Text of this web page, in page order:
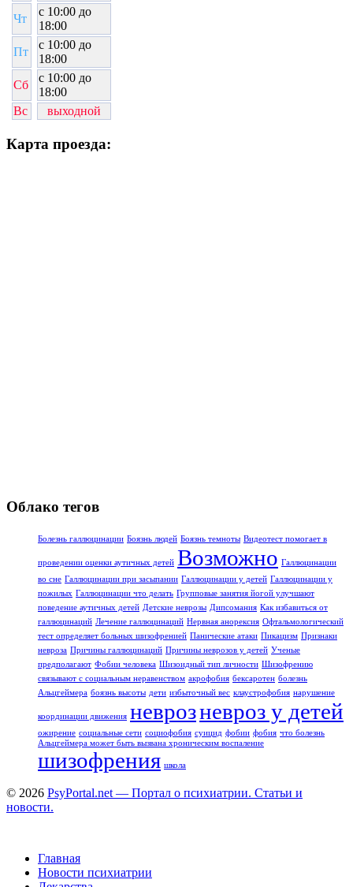
Чт
c 10:00 до
18:00
Пт
c 10:00 до
18:00
Сб
c 10:00 до
18:00
Вс
выходной
Карта проезда:
Облако тегов
Болезнь галлюцинации Боязнь людей Боязнь темноты Видеотест помогает в
проведении оценки аутичных детей Возможно Галлюцинации
во сне Галлюцинации при засыпании Галлюцинации у детей Галлюцинации у
пожилых Галлюцинации что делать Групповые занятия йогой улучшают
поведение аутичных детей Детские неврозы Дипсомания Как избавиться от
галлюцинаций Лечение галлюцинаций Нервная анорексия Офтальмологический
тест определяет больных шизофренией Панические атаки Пикацизм Признаки
невроза Причины галлюцинаций Причины неврозов у детей Ученые
предполагают Фобии человека Шизоидный тип личности Шизофрению
связывают с социальным неравенством акрофобия бексаротен болезнь
Альцгеймера боязнь высоты дети избыточный вес клаустрофобия нарушение
координации движения неврозневроз у детей
ожирение социальные сети социофобия суицид фобии фобия что болезнь
Альцгеймера может быть вызвана хроническим воспаление
шизофрения школа
© 2026 PsyPortal.net — Портал о психиатрии. Статьи и
новости.
Главная
Новости психиатрии